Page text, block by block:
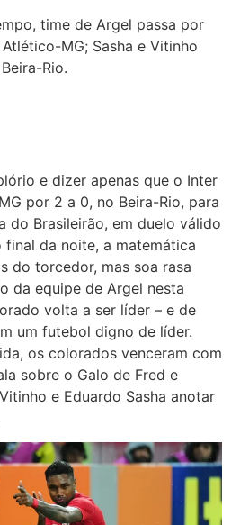
time de Argel passa por
MG; Sasha e Vitinho
Rio.
e dizer apenas que o Inter
por 2 a 0, no Beira-Rio, para
do Brasileirão, em duelo válido
final da noite, a matemática
do torcedor, mas soa rasa
da equipe de Argel nesta
volta a ser líder – e de
um futebol digno de líder.
os colorados venceram com
sobre o Galo de Fred e
e Eduardo Sasha anotar